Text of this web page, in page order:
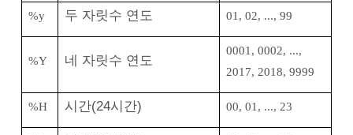
%y 두 자릿수 연도 01, 02, ..., 99
%Y 네 자릿수 연도
0001, 0002, ...,
2017, 2018, 9999
%H 시간(24시간) 00, 01, ..., 23